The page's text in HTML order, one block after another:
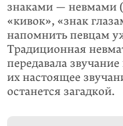
знаками — невмами
«кивок», «знак
напомнить певцам
Традиционная
передавала
их настоящее
останется загадкой.